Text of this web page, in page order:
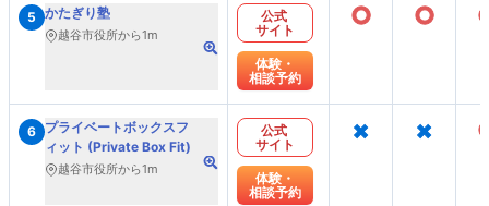
5 かたぎり塾
越谷市役所から1m
公式
サイト
体験・
相談予約
○ ○
6 プライベートボックスフ
ィット (Private Box Fit)
越谷市役所から1m
公式
サイト
体験・
相談予約
× ×